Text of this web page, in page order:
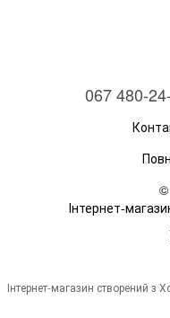
067 480-
©
Інтернет-
Інтернет-магазин створений з